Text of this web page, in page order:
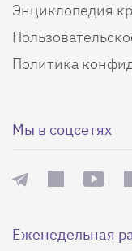
Энциклопедия
Политика
Мы в соцсетях
Еженедельная